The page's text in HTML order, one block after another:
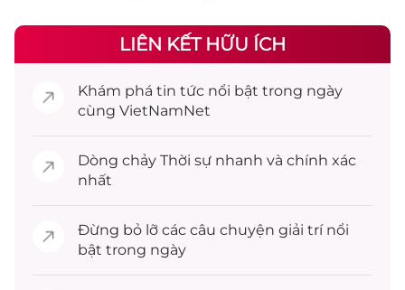
LIÊN KẾT HỮU ÍCH
Khám phá tin tức nổi bật trong ngày
cùng VietNamNet
Dòng chảy Thời sự nhanh và chính xác
nhất
Đừng bỏ lỡ các câu chuyện giải trínổi
bật trong ngày